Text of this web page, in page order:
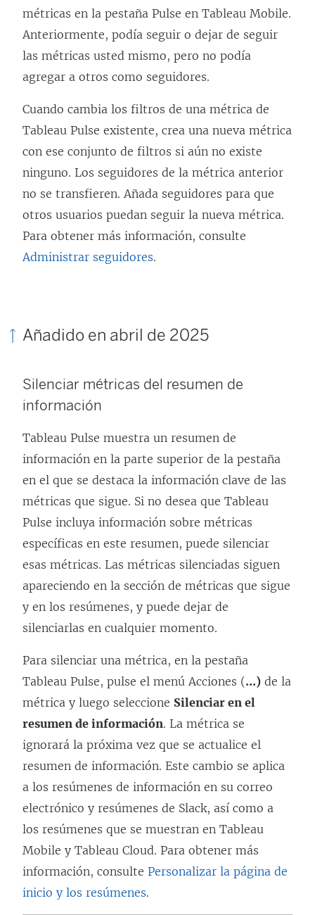
métricas en la pestaña Pulse en Tableau Mobile.
Anteriormente, podía seguir o dejar de seguir
las métricas usted mismo, pero no podía
agregar a otros como seguidores.
Cuando cambia los filtros de una métrica de
Tableau Pulse existente, crea una nueva métrica
con ese conjunto de filtros si aún no existe
ninguno. Los seguidores de la métrica anterior
no se transfieren. Añada seguidores para que
otros usuarios puedan seguir la nueva métrica.
Para obtener más información, consulte
Administrar seguidores.
Añadido en abril de 2025
Silenciar métricas del resumen de
información
Tableau Pulse muestra un resumen de
información en la parte superior de la pestaña
en el que se destaca la información clave de las
métricas que sigue. Si no desea que Tableau
Pulse incluya información sobre métricas
específicas en este resumen, puede silenciar
esas métricas. Las métricas silenciadas siguen
apareciendo en la sección de métricas que sigue
y en los resúmenes, y puede dejar de
silenciarlas en cualquier momento.
Para silenciar una métrica, en la pestaña
Tableau Pulse, pulse el menú Acciones (...) de la
métrica y luego seleccione Silenciar en el
resumen de información. La métrica se
ignorará la próxima vez que se actualice el
resumen de información. Este cambio se aplica
a los resúmenes de información en su correo
electrónico y resúmenes de Slack, así como a
los resúmenes que se muestran en Tableau
Mobile y Tableau Cloud. Para obtener más
información, consulte Personalizar la página de
inicio y los resúmenes.